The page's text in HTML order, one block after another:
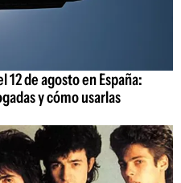
12 de agosto en España:
y cómo usarlas